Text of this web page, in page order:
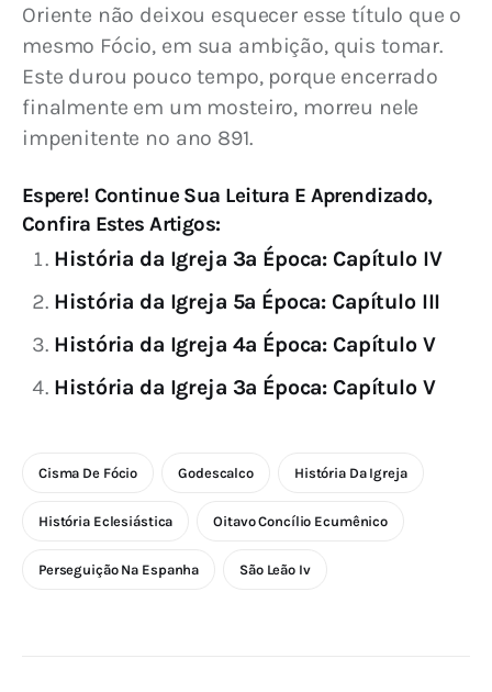
Oriente não deixou es­quecer esse título que o
mesmo Fócio, em sua am­bição, quis tomar.
Este durou pouco tempo, por­que encerrado
finalmente em um mosteiro, mor­reu nele
impenitente no ano 891.
Espere! Continue Sua Leitura E Aprendizado,
Confira Estes Artigos:
História da Igreja 3ª Época: Capítulo IV
História da Igreja 5ª Época: Capítulo III
História da Igreja 4ª Época: Capítulo V
História da Igreja 3ª Época: Capítulo V
Cisma De Fócio Godescalco História Da Igreja
História Eclesiástica Oitavo Concílio Ecumênico
Perseguição Na Espanha São Leão Iv